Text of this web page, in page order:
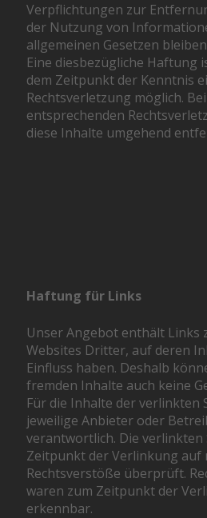
Verpflichtungen zur
der Nutzung von
allgemeinen Gesetzen
Eine diesbezügliche Haftung
dem Zeitpunkt der Kenntnis
Rechtsverletzung möglich.
entsprechenden
diese Inhalte umgehend
Haftung für Links
Unser Angebot enthält Links
Websites Dritter, auf deren
Einfluss haben. Deshalb
fremden Inhalte auch keine
Für die Inhalte der verlinkten
jeweilige Anbieter oder
verantwortlich. Die verlinkten
Zeitpunkt der Verlinkung auf
Rechtsverstöße überprüft.
waren zum Zeitpunkt der
erkennbar.